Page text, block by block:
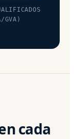
cada